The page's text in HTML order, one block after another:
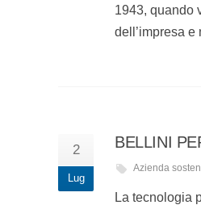
1943, quando
dell’impresa
2
Lug
BELLINI
Azienda
La tecnologia